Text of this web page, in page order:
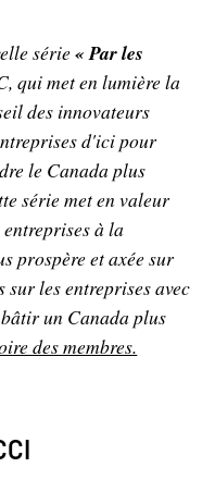
série« Par les
qui met en lumière la
des innovateurs
d'ici pour
le Canada plus
série met en valeur
à la
prospère et axée sur
les entreprises avec
un Canada plus
des membres.